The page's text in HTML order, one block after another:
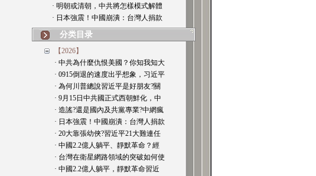
· 明朝或清朝，中共將怎樣模式解體
· 日本強震！中國崩潰：台灣人捐款
分类目录
【2026】
· 中共為什麼仇恨美國？你知我知大
· 0915倒退的速度出乎想象，习近平
· 為何川普總說習近平是好朋友?關
· 9月15日中共國正式西朝鮮化，中
· 造謠?還是國內及共黨專業?中網瘋
· 日本強震！中國崩潰：台灣人捐款
· 20大靠張幼俠?習近平21大難連任
· 中國2.2億人躺平、靜默革命？經
· 台灣在衛星網路領域的突破如何使
· 中國2.2億人躺平，靜默革命習近